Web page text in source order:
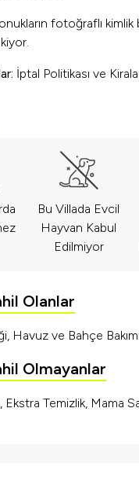
fotoğraflı
İptal Politikası ve
Bu Villada Evcil
Hayvan Kabul
Edilmiyor
Olanlar
Havuz ve Bahçe
Olmayanlar
Ekstra Temizlik, Mama